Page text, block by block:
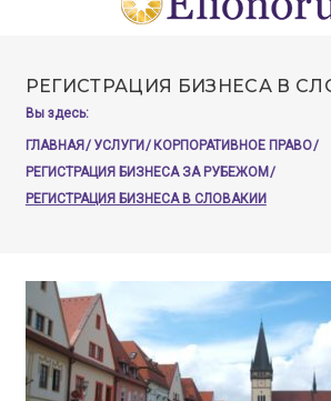
РЕГИСТРАЦИЯ БИЗНЕСА В
Вы здесь:
ГЛАВНАЯ / УСЛУГИ / КОРПОРАТИВНОЕ ПРАВО/
РЕГИСТРАЦИЯ БИЗНЕСА ЗА РУБЕЖОМ /
РЕГИСТРАЦИЯ БИЗНЕСА В СЛОВАКИИ